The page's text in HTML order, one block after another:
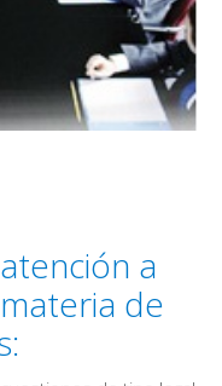
a
de